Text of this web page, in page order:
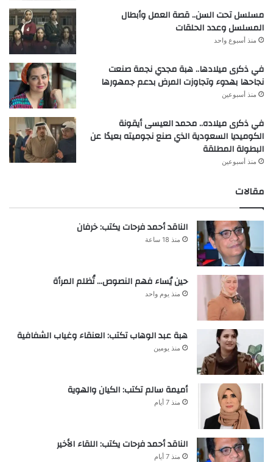
مسلسل تحت السن.. قصة العمل وأبطال
المسلسل وعدد الحلقات
منذ أسبوع واحد
في ذكرى ميلادها.. هبة مجدي نجمة صنعت
نجاحها بهدوء وتجاوزت المرض بدعم جمهورها
منذ أسبوعين
في ذكرى ميلاده.. محمد العيسى أيقونة
الكوميديا السعودية الذي صنع نجوميته بعيدًا عن
البطولة المطلقة
منذ أسبوعين
مقالات
الناقد أحمد فرحات يكتب: خرفان
منذ 18 ساعة
حين يُساء فهم النصوص… تُظلم المرأة
منذ يوم واحد
هبة عبد الوهاب تكتب: العنقاء وغياب الشفافية
منذ يومين
أميمة سالم تكتب: الكيان والهوية
منذ 7 أيام
الناقد أحمد فرحات يكتب: اللقاء الأخير
منذ 7 أيام